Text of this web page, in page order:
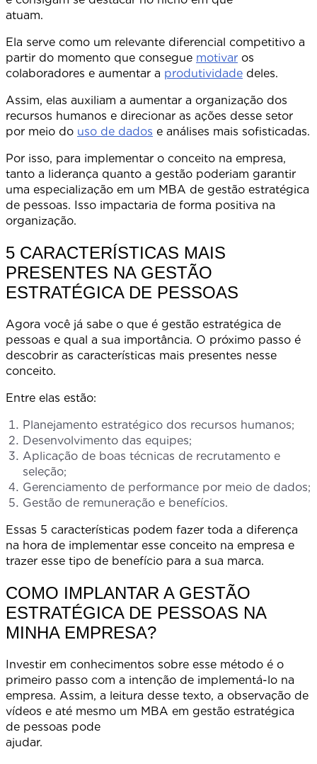
Ela serve como um relevante diferencial competitivo a
partir do momento que consegue motivar os
colaboradores e aumentar a produtividade deles.
Assim, elas auxiliam a aumentar a organização dos
recursos humanos e direcionar as ações desse setor
por meio do uso de dados e análises mais sofisticadas.
Por isso, para implementar o conceito na empresa,
tanto a liderança quanto a gestão poderiam garantir
uma especialização em um MBA de gestão estratégica
de pessoas. Isso impactaria de forma positiva na
organização.
5 CARACTERÍSTICAS MAIS
PRESENTES NA GESTÃO
ESTRATÉGICA DE PESSOAS
Agora você já sabe o que é gestão estratégica de
pessoas e qual a sua importância. O próximo passo é
descobrir as características mais presentes nesse
conceito.
Entre elas estão:
Planejamento estratégico dos recursos humanos;
Desenvolvimento das equipes;
Aplicação de boas técnicas de recrutamento e
seleção;
Gerenciamento de performance por meio de dados;
Gestão de remuneração e benefícios.
Essas 5 características podem fazer toda a diferença
na hora de implementar esse conceito na empresa e
trazer esse tipo de benefício para a sua marca.
COMO IMPLANTAR A GESTÃO
ESTRATÉGICA DE PESSOAS NA
MINHA EMPRESA?
Investir em conhecimentos sobre esse método é o
primeiro passo com a intenção de implementá-lo na
empresa. Assim, a leitura desse texto, a observação de
vídeos e até mesmo um MBA em gestão estratégica
de pessoas pode